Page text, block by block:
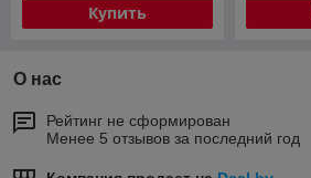
Купить
О нас
Рейтинг не сформирован
Менее 5 отзывов за последний год